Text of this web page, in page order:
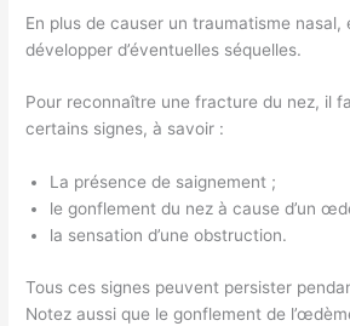
En plus de causer un traumatisme nasal,
développer d’éventuelles séquelles.
Pour reconnaître une fracture du nez, il
certains signes, à savoir :
La présence de saignement ;
le gonflement du nez à cause d’un
la sensation d’une obstruction.
Tous ces signes peuvent persister
Notez aussi que le gonflement de